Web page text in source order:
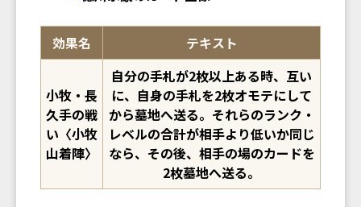
効果名 テキスト
小牧・長
久手の戦
い〈小牧
山着陣〉
自分の手札が2枚以上ある時、互い
に、自身の手札を2枚オモテにして
から墓地へ送る。それらのランク・
レベルの合計が相手より低いか同じ
なら、 その後、相手の場のカードを
2枚墓地へ送る。